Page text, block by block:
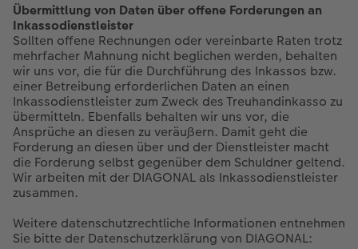
Übermittlung von Daten über offene Forderungen an
Inkassodienstleister
Sollten offene Rechnungen oder vereinbarte Raten trotz
mehrfacher Mahnung nicht beglichen werden, behalten
wir uns vor, die für die Durchführung des Inkassos bzw.
einer Betreibung erforderlichen Daten an einen
Inkassodienstleister zum Zweck des Treuhandinkasso zu
übermitteln. Ebenfalls behalten wir uns vor, die
Ansprüche an diesen zu veräußern. Damit geht die
Forderung an diesen über und der Dienstleister macht
die Forderung selbst gegenüber dem Schuldner geltend.
Wir arbeiten mit der DIAGONAL als Inkassodienstleister
zusammen.
Weitere datenschutzrechtliche Informationen entnehmen
Sie bitte der Datenschutzerklärung von DIAGONAL: